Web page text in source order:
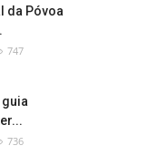
da Póvoa
747
736